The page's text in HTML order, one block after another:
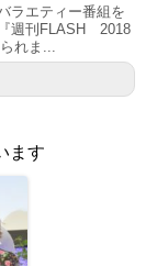
ラエティー番組を
週刊FLASH 2018
れま...
ます